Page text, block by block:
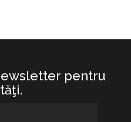
pentru